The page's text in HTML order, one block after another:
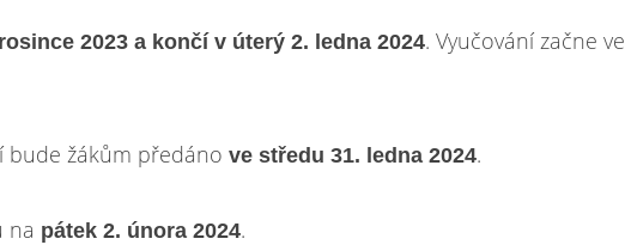
2023 a končí v úterý 2. ledna 2024. Vyučování začne ve
žákům předáno ve středu 31. ledna 2024.
na pátek 2. února 2024.